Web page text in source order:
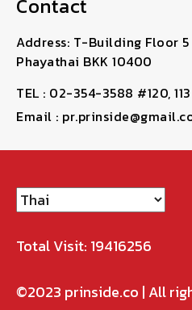
Contact
Address: T-Building Floor
Phayathai BKK 10400
TEL : 02-354-3588 #120, 113
Email :
Total Visit: 19416256
©2023 prinside.co | All